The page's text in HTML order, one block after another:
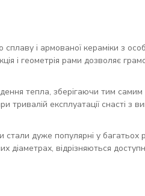
сплаву і армованої кераміки з
і геометрія рами дозволяє
тепла, зберігаючи тим самим
тривалій експлуатації снасті з
стали дуже популярні у багатьох
діаметрах, відрізняються